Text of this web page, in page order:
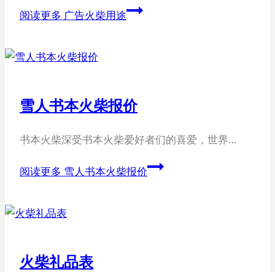
阅读更多 广告火柴用途
雪人书本火柴报价
书本火柴深受书本火柴爱好者们的喜爱，世界…
阅读更多 雪人书本火柴报价
火柴礼品表